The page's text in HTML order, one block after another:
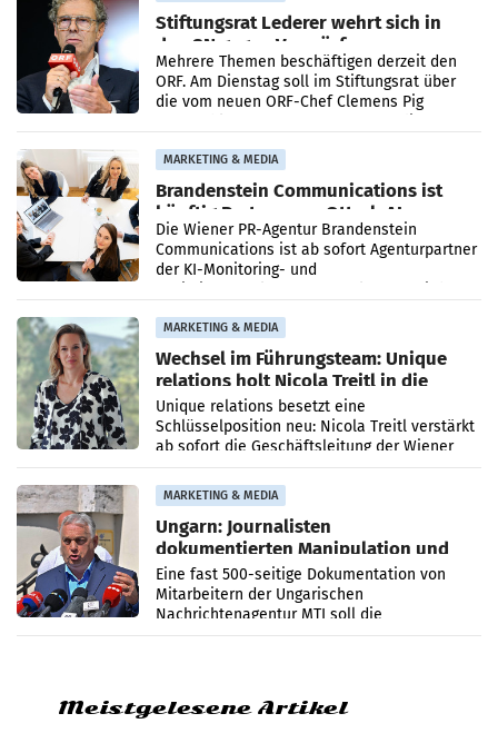
Stiftungsrat Lederer wehrt sich in
den SN gegen Vorwürfe
Mehrere Themen beschäftigen derzeit den
ORF. Am Dienstag soll im Stiftungsrat über
die vom neuen ORF-Chef Clemens Pig
MARKETING & MEDIA
Brandenstein Communications ist
künftig Partner von OtterlyAI
Die Wiener PR-Agentur Brandenstein
Communications ist ab sofort Agenturpartner
der KI-Monitoring- und
MARKETING & MEDIA
Wechsel im Führungsteam: Unique
relations holt Nicola Treitl in die
Geschäftsleitung
Unique relations besetzt eine
Schlüsselposition neu: Nicola Treitl verstärkt
ab sofort die Geschäftsleitung der Wiener
PR-Agentur an der Seite von Josef Kalina und
Anna Kalina-Mahr.
MARKETING & MEDIA
Ungarn: Journalisten
dokumentierten Manipulation und
Zensur
Eine fast 500-seitige Dokumentation von
Mitarbeitern der Ungarischen
Nachrichtenagentur MTI soll die
systematische Nachrichten-Manipulation und
Meistgelesene Artikel